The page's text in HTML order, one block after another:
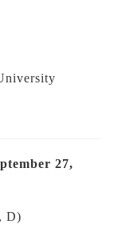
27,
D)